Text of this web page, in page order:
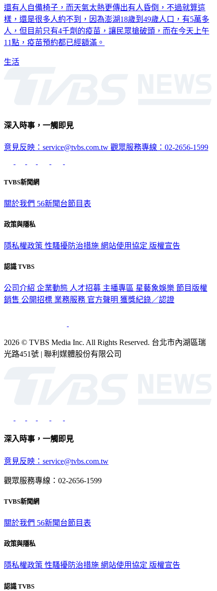
還有人自備椅子，而天氣太熱更傳出有人昏倒，不過就算這
樣，還是很多人約不到，因為澎湖18歲到49歲人口，有5萬多
人，但目前只有4千劑的疫苗，讓民眾搶破頭，而在今天上午
11點，疫苗預約都已經額滿。
生活
深入時事，一觸即見
意見反映：service@tvbs.com.tw 觀眾服務專線：02-2656-1599
TVBS新聞網
關於我們 56新聞台節目表
政策與隱私
隱私權政策 性騷擾防治措施 網站使用協定 版權宣告
認識 TVBS
公司介紹 企業動態 人才招募 主播專區 星藝象娛樂 節目版權
銷售 公開招標 業務服務 官方聲明 獲獎紀錄／認證
2026 © TVBS Media Inc. All Rights Reserved. 台北市內湖區瑞
光路451號 | 聯利媒體股份有限公司
深入時事，一觸即見
意見反映：service@tvbs.com.tw
觀眾服務專線：02-2656-1599
TVBS新聞網
關於我們 56新聞台節目表
政策與隱私
隱私權政策 性騷擾防治措施 網站使用協定 版權宣告
認識 TVBS